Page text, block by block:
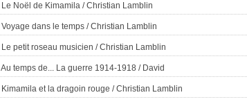
Le Noël de Kimamila / Christian Lamblin
Voyage dans le temps / Christian Lamblin
Le petit roseau musicien / Christian Lamblin
Au temps de... La guerre 1914-1918 / David
Kimamila et la dragoin rouge / Christian Lamblin